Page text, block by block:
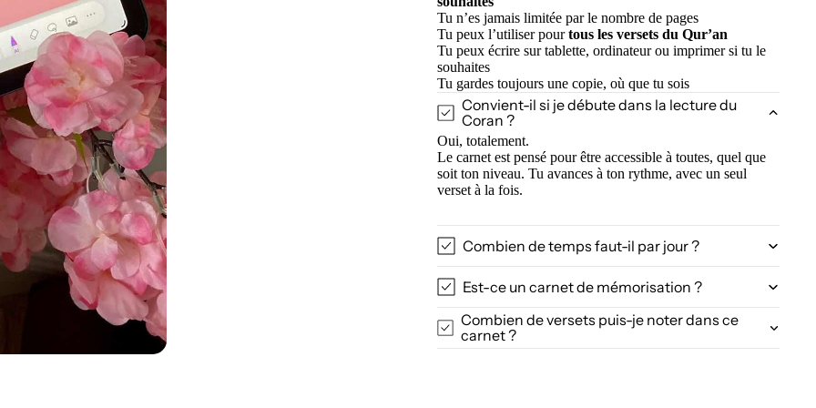
Tu n’es jamais limitée par le nombre de pages
Tu peux l’utiliser pourtous les versets du Qur’an
Tu peux écrire sur tablette, ordinateur ou imprimer si tu le
souhaites
Tu gardes toujours une copie, où que tu sois
Convient-il si je débute dans la lecture du
Coran ?
Oui, totalement.
Le carnet est pensé pour être accessible à toutes, quel que
soit ton niveau. Tu avances à ton rythme, avec un seul
verset à la fois.
Combien de temps faut-il par jour ?
Est-ce un carnet de mémorisation ?
Combien de versets puis-je noter dans ce
carnet ?